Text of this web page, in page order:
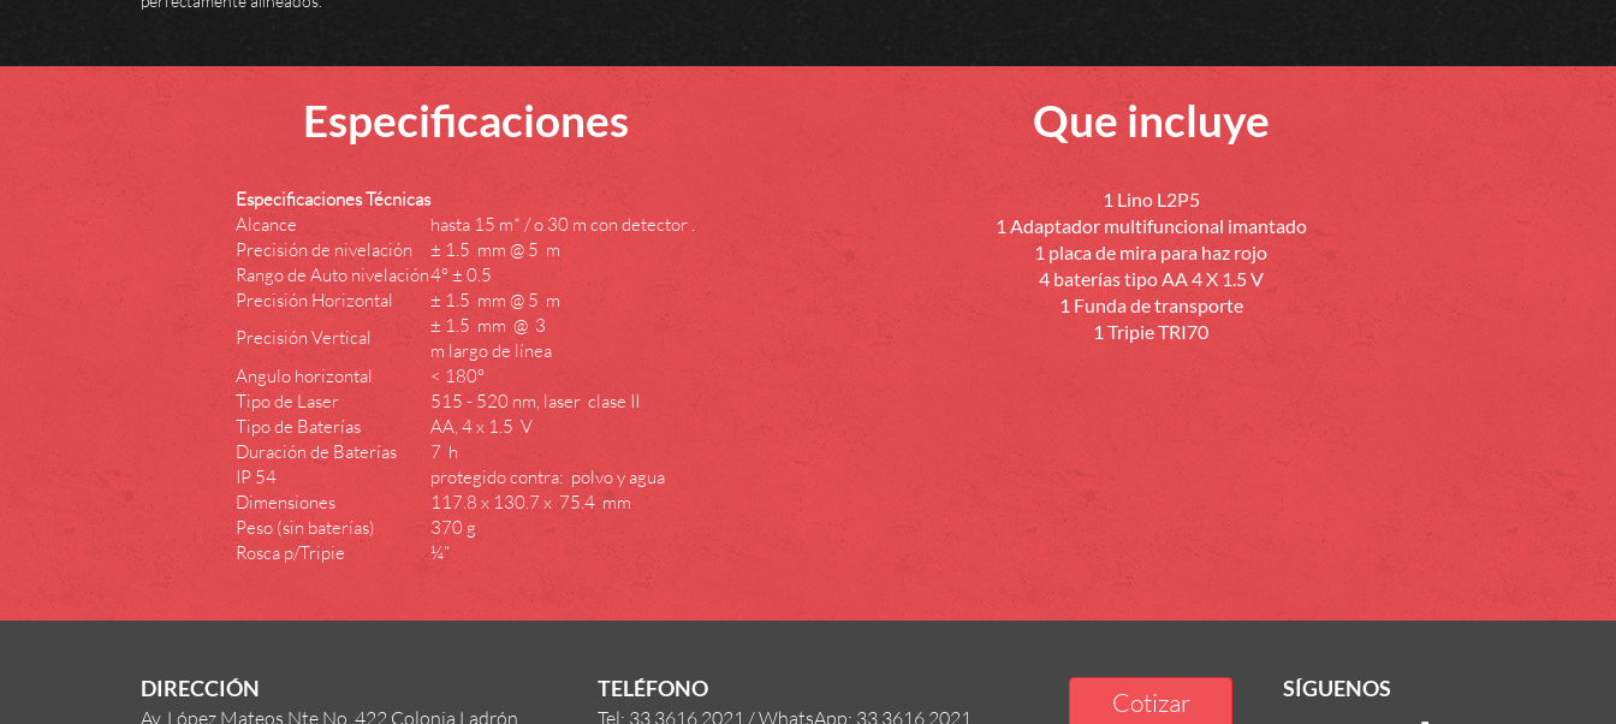
Especificaciones
Especificaciones Técnicas
Alcance
hasta 15 m* / o 30 m con detector .
Precisión de nivelación
± 1.5 mm @ 5 m
Rango de Auto nivelación4° ± 0.5
Precisión Horizontal
± 1.5 mm @ 5 m
Precisión Vertical
± 1.5 mm @ 3
m largo de línea
Angulo horizontal
< 180°
Tipo de Laser
515 - 520 nm, laser clase II
Tipo de Baterías
AA, 4 x 1.5 V
Duración de Baterías
7 h
IP 54
protegido contra: polvo y agua
Dimensiones
117.8 x 130.7 x 75.4 mm
Peso (sin baterías)
370 g
Rosca p/Tripie
¼”
Que incluye
1 Lino L2P5
1 Adaptador multifuncional imantado
1 placa de mira para haz rojo
4 baterías tipo AA 4 X 1.5 V
1 Funda de transporte
1 Tripie TRI70
DIRECCIÓN
Av. López Mateos Nte No. 422 Colonia Ladrón
TELÉFONO
Tel: 33 3616 2021 / WhatsApp: 33 3616 2021
Cotizar SÍGUENOS